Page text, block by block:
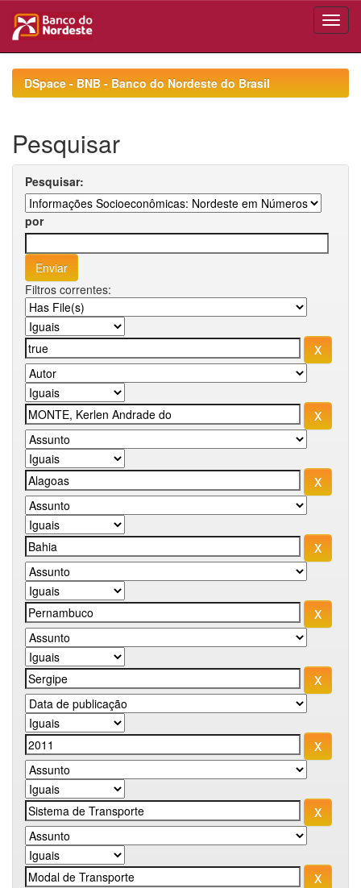
navigationDSpace - BNB - Banco do Nordeste do Brasil
Pesquisar
Pesquisar:
por
Filtros correntes: